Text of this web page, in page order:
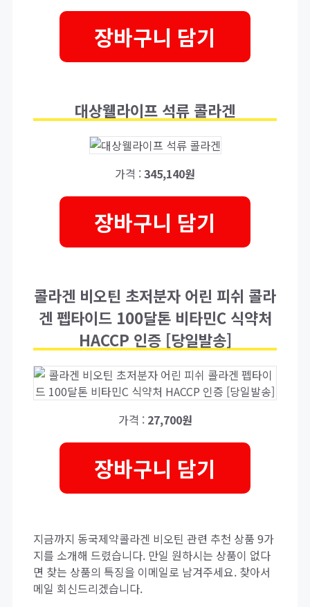
장바구니 담기
대상웰라이프 석류 콜라겐
가격 :345,140원
장바구니 담기
콜라겐 비오틴 초저분자 어린 피쉬 콜라
겐 펩타이드 100달톤 비타민C 식약처
HACCP 인증 [당일발송]
가격 : 27,700원
장바구니 담기
지금까지 동국제약콜라겐 비오틴 관련 추천 상품 9가
지를 소개해 드렸습니다. 만일 원하시는 상품이 없다
면 찾는 상품의 특징을 이메일로 남겨주세요. 찾아서
메일 회신드리겠습니다.